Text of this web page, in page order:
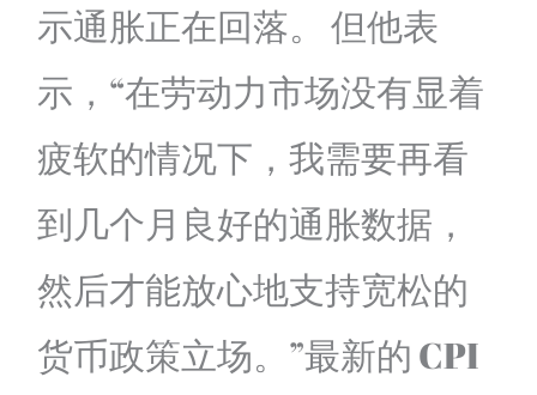
示通胀正在回落。 但他表
示，“在劳动力市场没有显着
疲软的情况下，我需要再看
到几个月良好的通胀数据，
然后才能放心地支持宽松的
货币政策立场。”最新的 CPI